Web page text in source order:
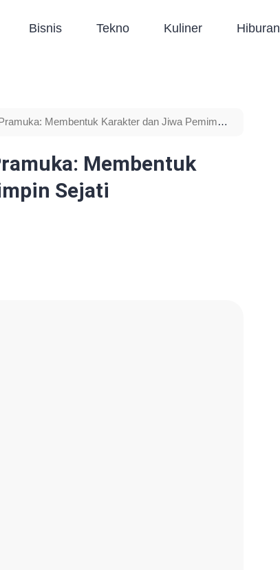
Bisnis Tekno Kuliner Hiburan
Membentuk Karakter dan Jiwa Pemimpin
Membentuk
Sejati